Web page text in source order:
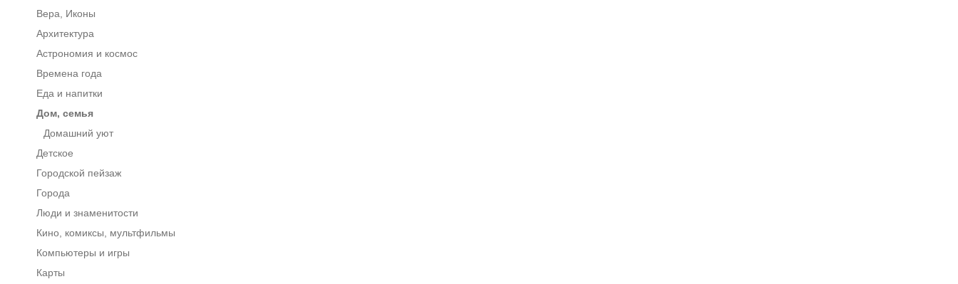
Вера, Иконы
Архитектура
Астрономия и космос
Времена года
Еда и напитки
Дом, семья
Домашний уют
Детское
Городской пейзаж
Города
Люди и знаменитости
Кино, комиксы, мультфильмы
Компьютеры и игры
Карты